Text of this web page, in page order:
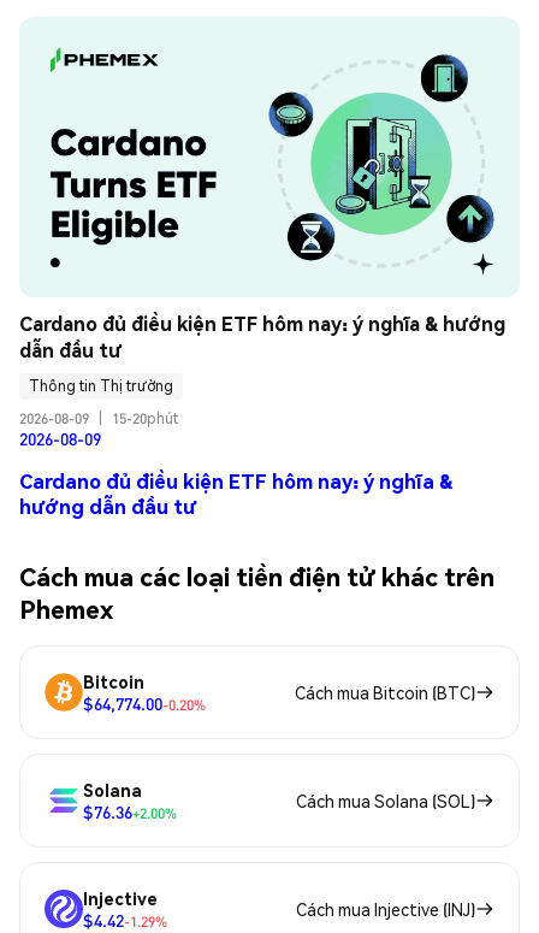
Cardano đủ điều kiện ETF hôm nay: ý nghĩa & hướng
dẫn đầu tư
Thông tin Thị trường
2026-08-09
15-20phút
2026-08-09
Cardano đủ điều kiện ETF hôm nay: ý nghĩa &
hướng dẫn đầu tư
Cách mua các loại tiền điện tử khác trên
Phemex
Bitcoin
$64,774.00-0.20%
Cách mua Bitcoin (BTC)
Solana
$76.36+2.00%
Cách mua Solana (SOL)
Injective
$4.42-1.29%
Cách mua Injective (INJ)